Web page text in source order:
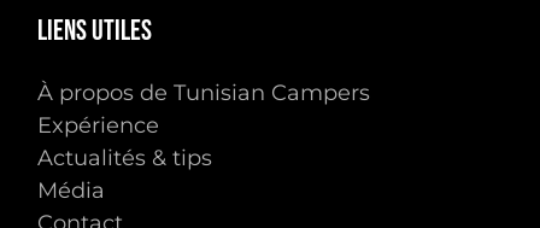
Liensutiles
À propos de Tunisian Campers
Expérience
Actualités & tips
Média